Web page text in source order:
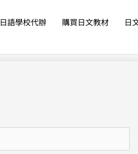
日語學校代辦 購買日文教材
日